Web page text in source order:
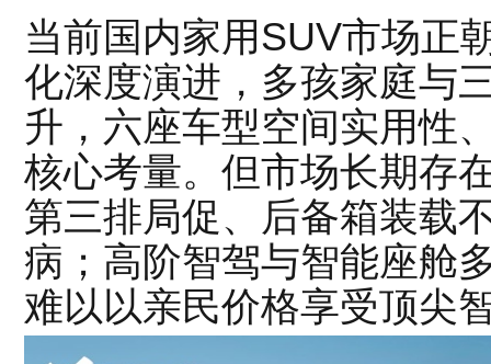
当前国内家用SUV市场正
化深度演进，多孩家庭与
升，六座车型空间实用性
核心考量。但市场长期存
第三排局促、后备箱装载
病；高阶智驾与智能座舱
难以以亲民价格享受顶尖